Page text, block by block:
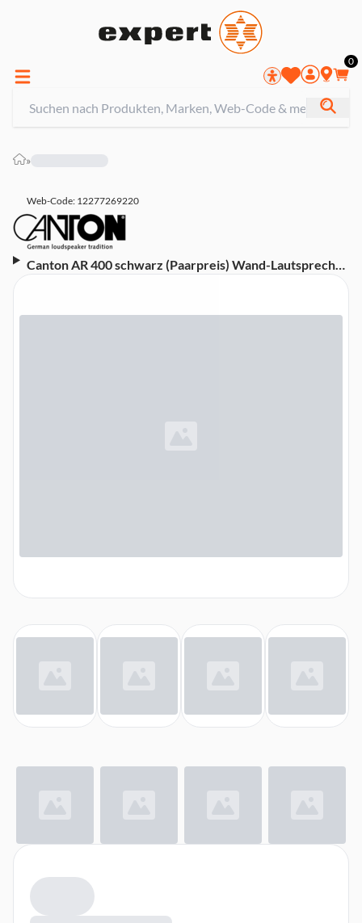
0
»
Web-Code: 12277269220
Canton AR 400 schwarz (Paarpreis) Wand-Lautsprecher